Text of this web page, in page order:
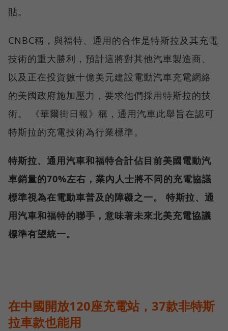
貼。
CNBC稱，與福特、通用的合作是特斯拉及其充電
技術的重大勝利，預計這將對其他汽車製造商、
以及正在投資數十億美元建設電動汽車充電網絡
的美國政府施加壓力，要求他們採用特斯拉的技
術。 《華爾街日報》稱，通用汽車此舉旨在認可
特斯拉的充電技術為行業標準。
特斯拉、通用汽車和福特合計佔目前美國電動汽
車銷量的70%左右，業內人士將不同的充電協議
標準視為在電動車普及的障礙之一。 特斯拉、通
用汽車和福特的聯手，意味著未來北美充電協議
標準有望統一。
在中國開放120座充電站，37款非特斯
拉車款也能用